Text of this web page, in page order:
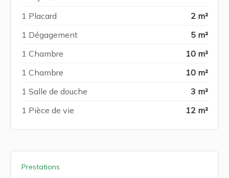
1 Placard
2 m²
1 Dégagement
5 m²
1 Chambre
10 m²
1 Chambre
10 m²
1 Salle de douche
3 m²
1 Pièce de vie
12 m²
Prestations